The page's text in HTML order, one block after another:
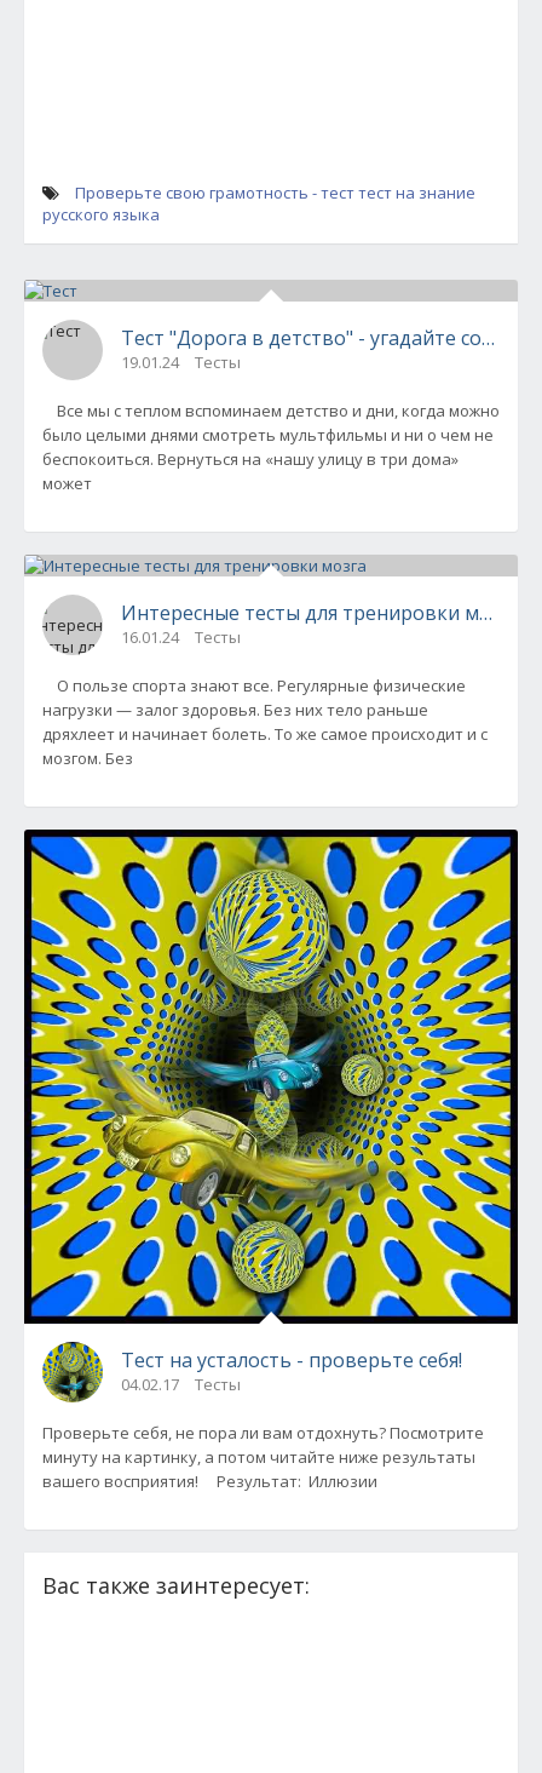
Проверьте свою грамотность - тесттест на знание
русского языка
Тест "Дорога в детство" - угадайте
19.01.24 Тесты
Все мы с теплом вспоминаем детство и дни, когда можно
было целыми днями смотреть мультфильмы и ни о чем не
беспокоиться. Вернуться на «нашу улицу в три дома»
может
Интересные тесты для тренировки мозга
16.01.24 Тесты
О пользе спорта знают все. Регулярные физические
нагрузки — залог здоровья. Без них тело раньше
дряхлеет и начинает болеть. То же самое происходит и с
мозгом. Без
Тест на усталость - проверьте себя!
04.02.17 Тесты
Проверьте себя, не пора ли вам отдохнуть? Посмотрите
минуту на картинку, а потом читайте ниже результаты
вашего восприятия! Результат: Иллюзии
Вас также заинтересует: